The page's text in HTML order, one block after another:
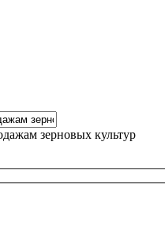
зерновых культур